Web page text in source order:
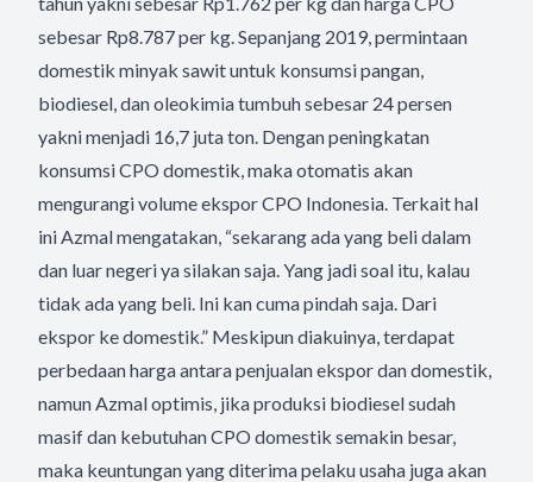
sebesar Rp8.787 per kg. Sepanjang 2019, permintaan
domestik minyak sawit untuk konsumsi pangan,
biodiesel, dan oleokimia tumbuh sebesar 24 persen
yakni menjadi 16,7 juta ton. Dengan peningkatan
konsumsi CPO domestik, maka otomatis akan
mengurangi volume ekspor CPO Indonesia. Terkait hal
ini Azmal mengatakan, “sekarang ada yang beli dalam
dan luar negeri ya silakan saja. Yang jadi soal itu, kalau
tidak ada yang beli. Ini kan cuma pindah saja. Dari
ekspor ke domestik.” Meskipun diakuinya, terdapat
perbedaan harga antara penjualan ekspor dan domestik,
namun Azmal optimis, jika produksi biodiesel sudah
masif dan kebutuhan CPO domestik semakin besar,
maka keuntungan yang diterima pelaku usaha juga akan